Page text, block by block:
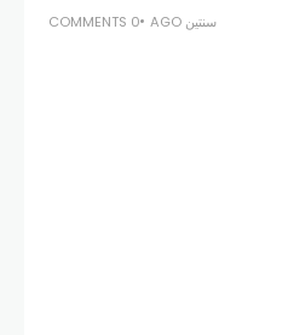
سنتين AGO 0 COMMENTS